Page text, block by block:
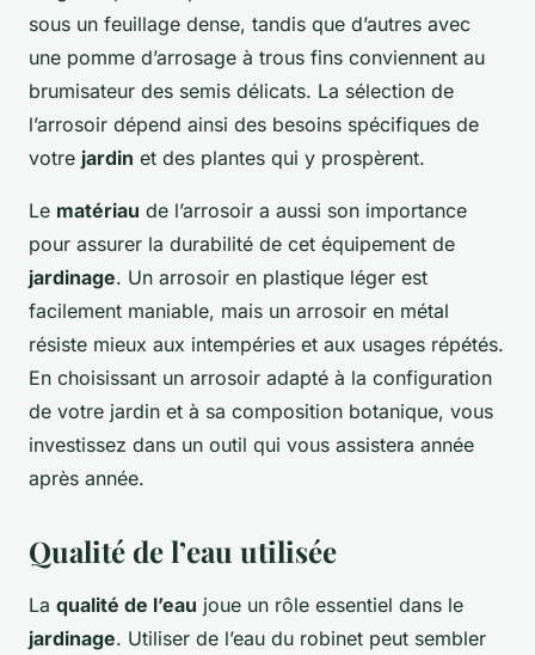
sous un feuillage dense, tandis que d’autres avec
une pomme d’arrosage à trous fins conviennent au
brumisateur des semis délicats. La sélection de
l’arrosoir dépend ainsi des besoins spécifiques de
votre jardin et des plantes qui y prospèrent.
Le matériau de l’arrosoir a aussi son importance
pour assurer la durabilité de cet équipement de
jardinage. Un arrosoir en plastique léger est
facilement maniable, mais un arrosoir en métal
résiste mieux aux intempéries et aux usages répétés.
En choisissant un arrosoir adapté à la configuration
de votre jardin et à sa composition botanique, vous
investissez dans un outil qui vous assistera année
après année.
Qualité de l’eau utilisée
La qualité de l’eau joue un rôle essentiel dans le
jardinage. Utiliser de l’eau du robinet peut sembler